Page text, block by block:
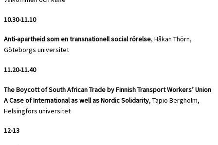
10.30-11.10
Anti-apartheid som en transnationell social rörelse, Håkan Thörn,
Göteborgs universitet
11.20-11.40
The Boycott of South African Trade by Finnish Transport Workers’ Union
A Case of International as well as Nordic Solidarity, Tapio Bergholm,
Helsingfors universitet
12-13